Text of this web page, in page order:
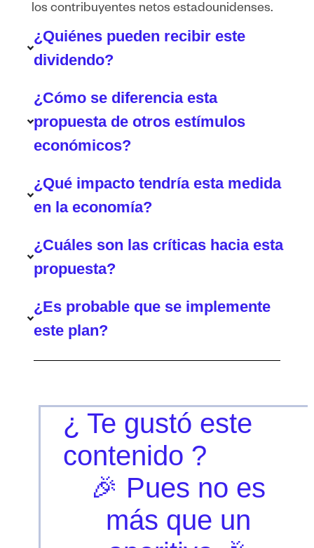
los contribuyentes netos estadounidenses.
¿Quiénes pueden recibir este
dividendo?
¿Cómo se diferencia esta
propuesta de otros estímulos
económicos?
¿Qué impacto tendría esta medida
en la economía?
¿Cuáles son las críticas hacia esta
propuesta?
¿Es probable que se implemente
este plan?
¿ Te gustó este
contenido ?
🎉 Pues no es
más que un